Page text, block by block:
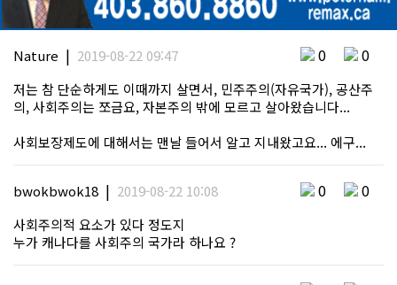
Nature | 2019-08-22 09:47 0 0
저는 참 단순하게도 이때까지 살면서, 민주주의(자유국가), 공산주
의, 사회주의는 쪼금요, 자본주의 밖에 모르고 살아왔습니다...
사회보장제도에 대해서는 맨날 들어서 알고 지내왔고요... 에구...
bwokbwok18 | 2019-08-22 10:08 0 0
사회주의적 요소가 있다 정도지
누가 캐나다를 사회주의 국가라 하나요 ?